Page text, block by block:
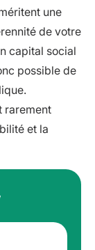
une
de votre
capital social
possible de
rarement
et la